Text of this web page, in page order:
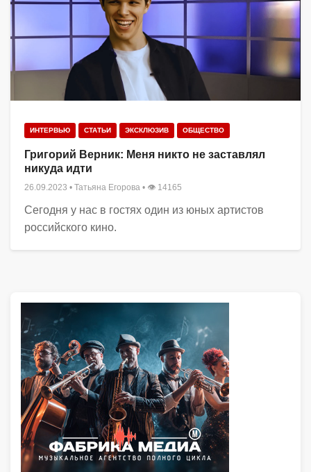
ИНТЕРВЬЮ СТАТЬИ ЭКСКЛЮЗИВ ОБЩЕСТВО
Григорий Верник: Меня никто не заставлял
никуда идти
26.09.2023 • Татьяна Егорова • 👁 14165
Сегодня у нас в гостях один из юных артистов
российского кино.